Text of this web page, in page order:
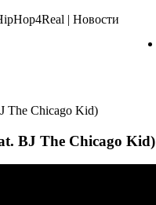
The Chicago Kid)
BJ The Chicago Kid)
| Новости